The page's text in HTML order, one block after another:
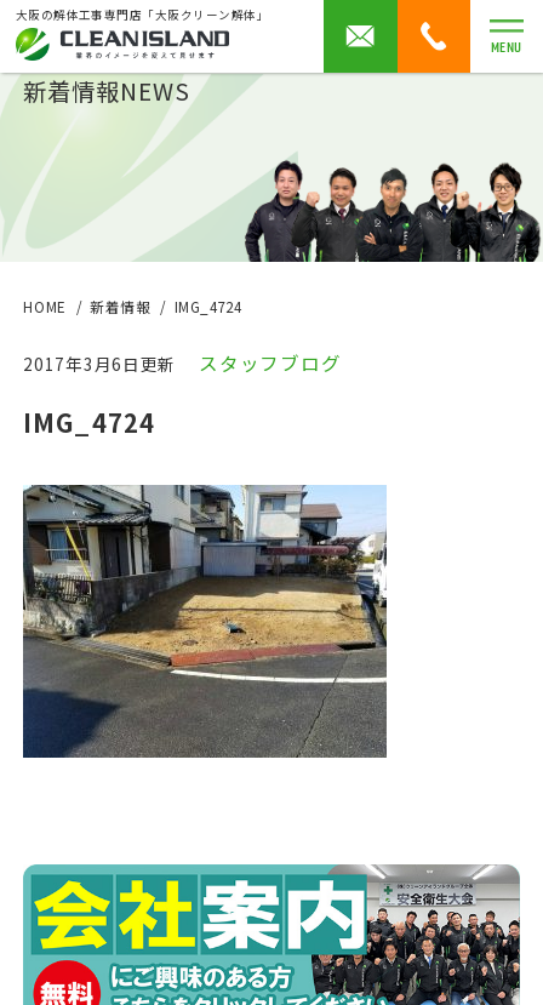
大阪の解体工事専門店「大阪クリーン解体」
MENU
新着情報NEWS
HOME 新着情報 IMG_4724
2017年3月6日更新 スタッフブログ
IMG_4724